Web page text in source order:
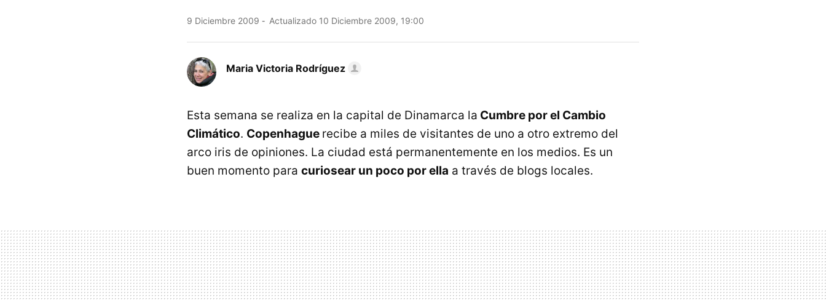
9 Diciembre 2009 Actualizado 10 Diciembre 2009, 19:00
Maria Victoria Rodríguez
Esta semana se realiza en la capital de Dinamarca la Cumbre por el Cambio
Climático. Copenhague recibe a miles de visitantes de uno a otro extremo del
arco iris de opiniones. La ciudad está permanentemente en los medios. Es un
buen momento para curiosear un poco por ella a través de blogs locales.